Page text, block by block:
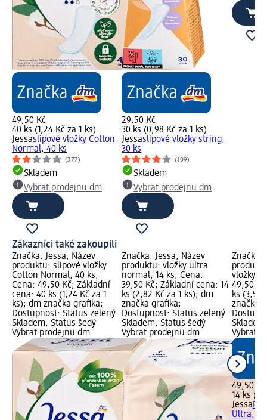
49,50 Kč
40 ks (1,24 Kč za 1 ks)
Jessaslipové vložky Cotton
Normal, 40 ks
(377)
Skladem
Vybrat prodejnu dm
29,50 Kč
30 ks (0,98 Kč za 1 ks)
Jessaslipové vložky string,
30 ks
(109)
Skladem
Vybrat prodejnu dm
Zákazníci také zakoupili
Značka: Jessa; Název
produktu: slipové vložky
Cotton Normal, 40 ks;
Cena: 49,50 Kč; Základní
cena: 40 ks (1,24 Kč za 1
ks); dm značka grafika;
Dostupnost: Status zelený
Skladem, Status šedý
Vybrat prodejnu dm
Značka: Jessa; Název
produktu: vložky ultra
normal, 14 ks; Cena:
39,50 Kč; Základní cena: 14
ks (2,82 Kč za 1 ks); dm
značka grafika;
Dostupnost: Status zelený
Skladem, Status šedý
Vybrat prodejnu dm
Značka:
vložky
49,50
ks (3,54
značka
Vybrat
49,50 Kč
14 ks
Jessa
Ultra, 14